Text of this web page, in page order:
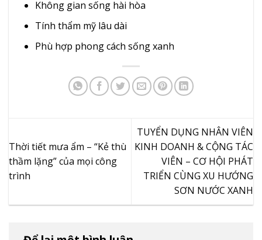
Không gian sống hài hòa
Tính thẩm mỹ lâu dài
Phù hợp phong cách sống xanh
Thời tiết mưa ẩm – “Kẻ thù
thầm lặng” của mọi công
trình
TUYỂN DỤNG NHÂN VIÊN
KINH DOANH & CỘNG TÁC
VIÊN – CƠ HỘI PHÁT
TRIỂN CÙNG XU HƯỚNG
SƠN NƯỚC XANH